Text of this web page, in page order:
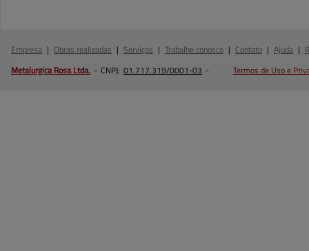
Empresa | Obras realizadas | Serviços | Trabalhe conosco | Contato | Ajuda |
Metalurgica Rosa Ltda. - CNPJ: 01.717.319/0001-03 - Termos de Uso e